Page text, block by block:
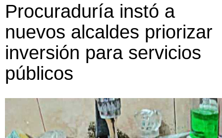
Procuraduría instó a
nuevos alcaldes priorizar
inversión para servicios
públicos